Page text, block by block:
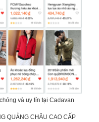
và uy tín tại Cadavan
QUẢNG CHÂU CAO CẤP